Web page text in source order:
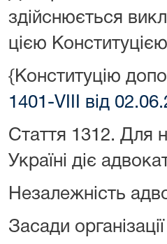
здійснюється
цією
{Конституцію
1401-VIII від
Стаття 131 2. Для
Україні діє
Незалежність
Засади